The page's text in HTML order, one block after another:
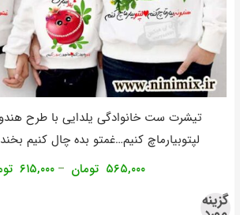
تیشرت ست خانوادگی یلدایی با طرح
لپتوبیارماچ کنیم…غمتو بده چال کنیم
۵۶۵,۰۰۰ تومان – ۶۱۵,۰۰۰
گزینه